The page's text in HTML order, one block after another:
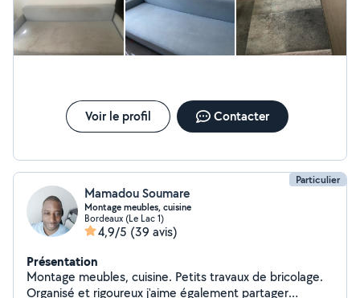
Voir le profil Contacter
Particulier
Mamadou Soumare
Montage meubles, cuisine
Bordeaux (Le Lac 1)
4,9/5 (39 avis)
Présentation
Montage meubles, cuisine. Petits travaux de bricolage.
Organisé et rigoureux j'aime également partager